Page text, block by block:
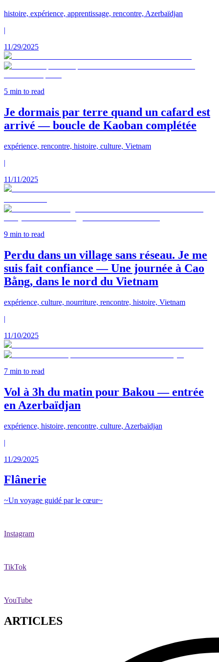
histoire, expérience, apprentissage, rencontre, Azerbaïdjan
|
11/29/2025
5 min to read
Je dormais par terre quand un cafard est
arrivé — boucle de Kaoban complétée
expérience, rencontre, histoire, culture, Vietnam
|
11/11/2025
9 min to read
Perdu dans un village sans réseau. Je me
suis fait confiance — Une journée à Cao
Bằng, dans le nord du Vietnam
expérience, culture, nourriture, rencontre, histoire, Vietnam
|
11/10/2025
7 min to read
Vol à 3h du matin pour Bakou — entrée
en Azerbaïdjan
expérience, histoire, rencontre, culture, Azerbaïdjan
|
11/29/2025
Flânerie
~Un voyage guidé par le cœur~
Instagram
TikTok
YouTube
ARTICLES